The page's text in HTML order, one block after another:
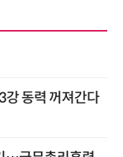
동력 꺼져간다